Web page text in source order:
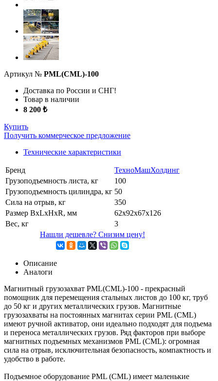
Артикул № PML(CML)-100
Доставка по России и СНГ!
Товар в наличии
8 200 ₺
Купить
Получить коммерческое предложение
Технические характеристики
Бренд
ТехноМашХолдинг
Грузоподъемность листа, кг
100
Грузоподъемность цилиндра, кг 50
Сила на отрыв, кг
350
Размер BxLxHxR, мм
62x92x67x126
Вес, кг
3
Нашли дешевле? Снизим цену!
Описание
Аналоги
Магнитный грузозахват PML(CML)-100 - прекрасный
помощник для перемещения стальных листов до 100 кг, труб
до 50 кг и других металлических грузов. Магнитные
грузозахваты на постоянных магнитах серии PML (CML)
имеют ручной активатор, они идеально подходят для подъема
и переноса металлических грузов. Ряд факторов при выборе
магнитных подъемных механизмов PML (CML): огромная
сила на отрыв, исключительная безопасность, компактность и
удобство в работе.
Подъемное оборудование PML (CML) имеет маленькие